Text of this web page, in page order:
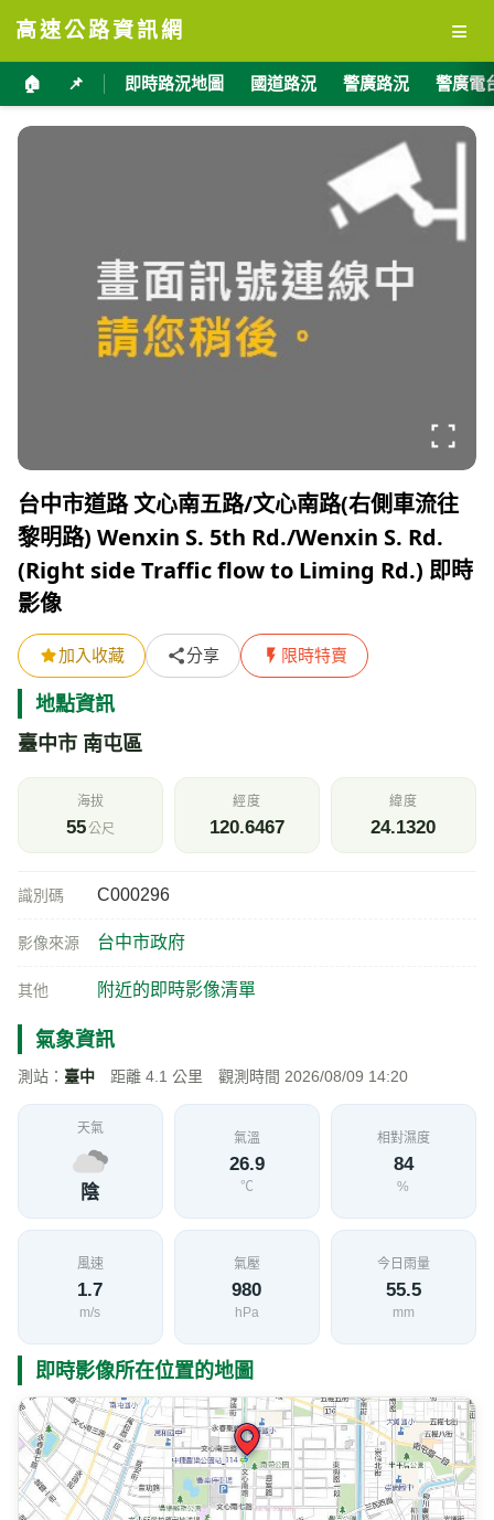
高速公路資訊網 ≡
🏠 📌 即時路況地圖 國道路況 警廣路況 警廣電
台中市道路 文心南五路/文心南路(右側車流往
黎明路) Wenxin S. 5th Rd./Wenxin S. Rd.
(Right side Traffic flow to Liming Rd.) 即時
影像
加入收藏 分享 限時特賣
地點資訊
臺中市 南屯區
海拔
55公尺
經度
120.6467
緯度
24.1320
識別碼 C000296
影像來源 台中市政府
其他 附近的即時影像清單
氣象資訊
測站： 臺中 距離 4.1 公里 觀測時間 2026/08/09 14:20
天氣
陰
氣溫
26.9
℃
相對濕度
84
%
風速
1.7
m/s
氣壓
980
hPa
今日雨量
55.5
mm
即時影像所在位置的地圖